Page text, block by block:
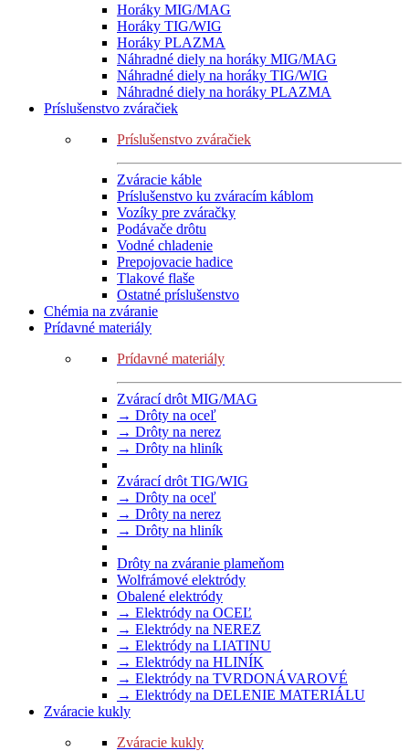
Horáky MIG/MAG
Horáky TIG/WIG
Horáky PLAZMA
Náhradné diely na horáky MIG/MAG
Náhradné diely na horáky TIG/WIG
Náhradné diely na horáky PLAZMA
Príslušenstvo zváračiek
Príslušenstvo zváračiek
Zváracie káble
Príslušenstvo ku zváracím káblom
Vozíky pre zváračky
Podávače drôtu
Vodné chladenie
Prepojovacie hadice
Tlakové flaše
Ostatné príslušenstvo
Chémia na zváranie
Prídavné materiály
Prídavné materiály
Zvárací drôt MIG/MAG
→ Drôty na oceľ
→ Drôty na nerez
→ Drôty na hliník
Zvárací drôt TIG/WIG
→ Drôty na oceľ
→ Drôty na nerez
→ Drôty na hliník
Drôty na zváranie plameňom
Wolfrámové elektródy
Obalené elektródy
→ Elektródy na OCEĽ
→ Elektródy na NEREZ
→ Elektródy na LIATINU
→ Elektródy na HLINÍK
→ Elektródy na TVRDONÁVAROVÉ
→ Elektródy na DELENIE MATERIÁLU
Zváracie kukly
Zváracie kukly